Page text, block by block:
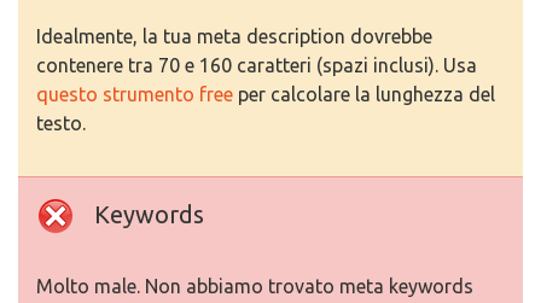
Idealmente, la tua meta description dovrebbe
contenere tra 70 e 160 caratteri (spazi inclusi). Usa
questo strumento free per calcolare la lunghezza del
testo.
Keywords
Molto male. Non abbiamo trovato meta keywords